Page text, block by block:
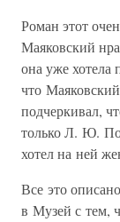
Роман этот
Маяковский
она уже
что
подчеркивал,
только Л. Ю.
хотел на ней
Все это
в Музей с тем,